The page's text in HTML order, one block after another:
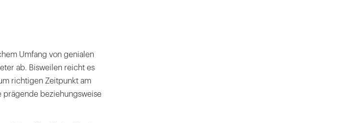
Umfang von genialen
ab. Bisweilen reicht es
richtigen Zeitpunkt am
prägende beziehungsweise